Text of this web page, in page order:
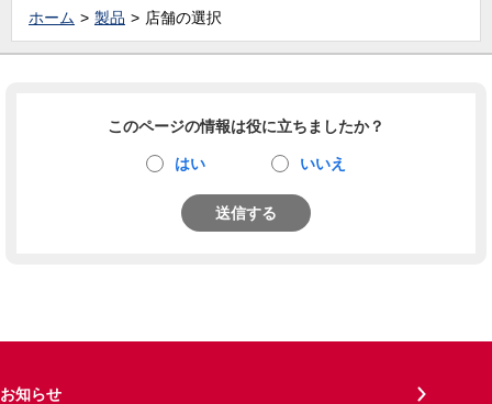
ホーム 製品 店舗の選択
このページの情報は役に立ちましたか？
はい いいえ
送信する
お知らせ